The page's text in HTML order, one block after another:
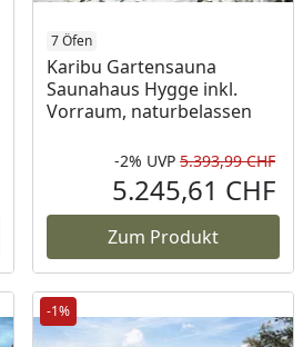
Aktueller Preis
7 Öfen
Karibu Gartensauna
Saunahaus Hygge inkl.
Vorraum, naturbelassen
-2% UVP 5.393,99 CHF
5.245,61 CHF
Zum Produkt
-1%